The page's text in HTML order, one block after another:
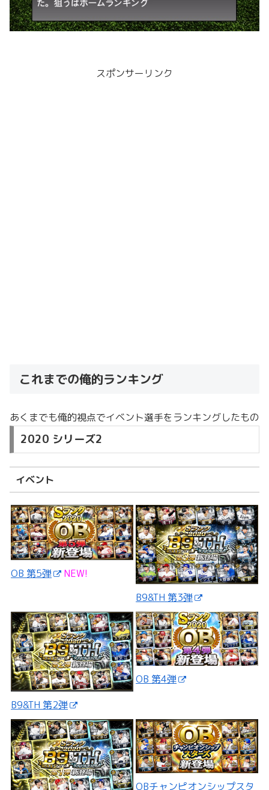
スポンサーリンク
これまでの俺的ランキング
あくまでも俺的視点でイベント選手をランキングしたもの
2020 シリーズ2
イベント
OB 第5弾
NEW!
B9&TH 第3弾
B9&TH 第2弾
OB 第4弾
OBチャンピオンシップスタ